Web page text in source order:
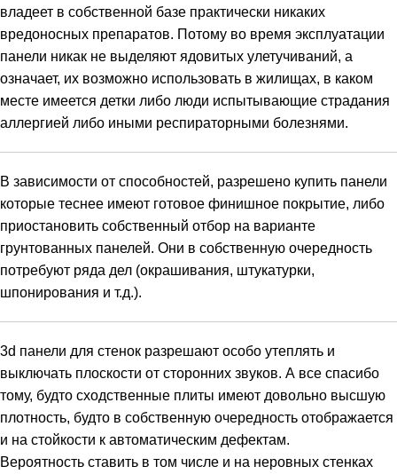
владеет в собственной базе практически никаких
вредоносных препаратов. Потому во время эксплуатации
панели никак не выделяют ядовитых улетучиваний, а
означает, их возможно использовать в жилищах, в каком
месте имеется детки либо люди испытывающие страдания
аллергией либо иными респираторными болезнями.
В зависимости от способностей, разрешено купить панели
которые теснее имеют готовое финишное покрытие, либо
приостановить собственный отбор на варианте
грунтованных панелей. Они в собственную очередность
потребуют ряда дел (окрашивания, штукатурки,
шпонирования и т.д.).
3d панели для стенок разрешают особо утеплять и
выключать плоскости от сторонних звуков. А все спасибо
тому, будто сходственные плиты имеют довольно высшую
плотность, будто в собственную очередность отображается
и на стойкости к автоматическим дефектам.
Вероятность ставить в том числе и на неровных стенках